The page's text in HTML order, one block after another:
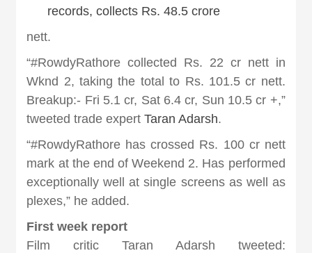
records, collects Rs. 48.5 crore
nett.
“#RowdyRathore collected Rs. 22 cr nett in
Wknd 2, taking the total to Rs. 101.5 cr nett.
Breakup:- Fri 5.1 cr, Sat 6.4 cr, Sun 10.5 cr +,”
tweeted trade expertTaran Adarsh.
“#RowdyRathore has crossed Rs. 100 cr nett
mark at the end of Weekend 2. Has performed
exceptionally well at single screens as well as
plexes,” he added.
First week report
Film critic Taran Adarsh tweeted: